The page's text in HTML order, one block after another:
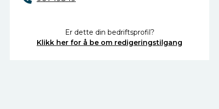
Er dette din bedriftsprofil?
Klikk her for å be om redigeringstilgang